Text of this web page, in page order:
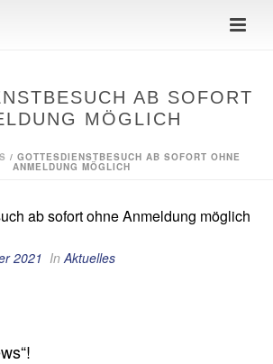
AB SOFORT
MÖGLICH
/ GOTTESDIENSTBESUCH AB SOFORT OHNE
ANMELDUNG MÖGLICH
2021 In Aktuelles